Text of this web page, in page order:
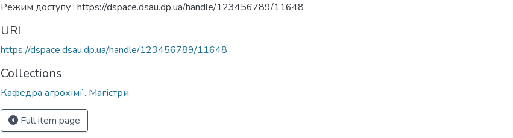
Режим доступу : https://dspace.dsau.dp.ua/handle/123456789/11648
URI
https://dspace.dsau.dp.ua/handle/123456789/11648
Collections
Кафедра агрохімії. Магістри
Full item page